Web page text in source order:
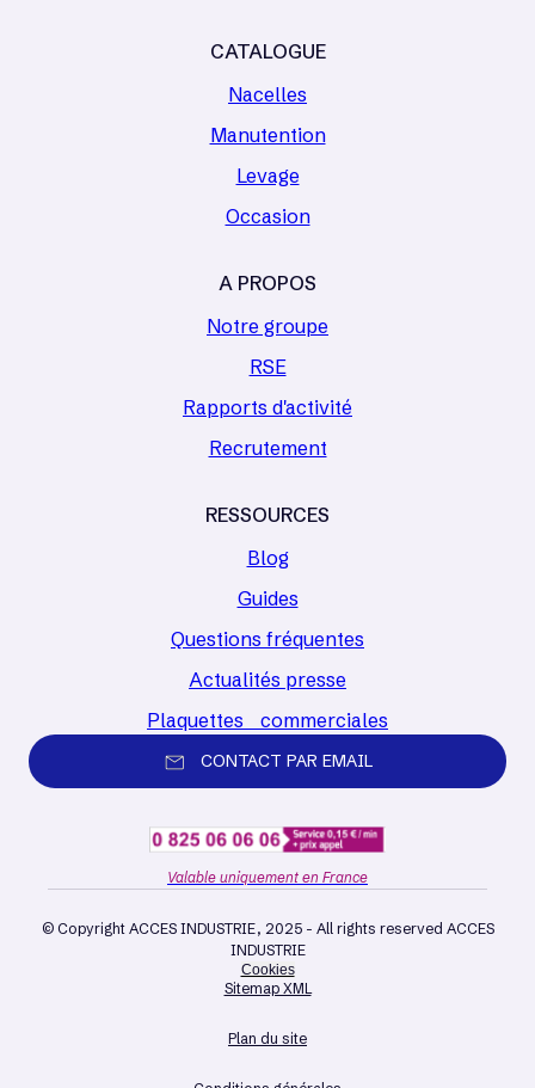
CATALOGUE
Nacelles
Manutention
Levage
Occasion
A PROPOS
Notre groupe
RSE
Rapports d'activité
Recrutement
RESSOURCES
Blog
Guides
Questions fréquentes
Actualités presse
Plaquettes commerciales
CONTACT PAR EMAIL
Valable uniquement en France
© Copyright ACCES INDUSTRIE, 2025 - All rights reserved ACCES
INDUSTRIE
Cookies
Sitemap XML
Plan du site